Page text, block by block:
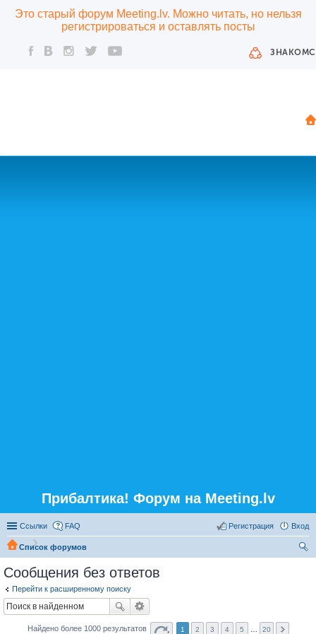
Это старый форум Meeting.lv. Можно читать, но нельзя
регистрироваться и оставлять посты
Прибалтика! Форум на Meeting.lv
Ссылки FAQ Вход
Регистрация
Список форумов
Сообщения без ответов
Перейти к расширенному поиску
Найдено более 1000 результатов 1 2 3 4 5 20